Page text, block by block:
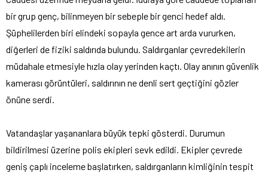
bir grup genç, bilinmeyen bir sebeple bir genci hedef aldı.
Şüphelilerden biri elindeki sopayla gence art arda vururken,
diğerleri de fiziki saldırıda bulundu. Saldırganlar çevredekilerin
müdahale etmesiyle hızla olay yerinden kaçtı. Olay anının güvenlik
kamerası görüntüleri, saldırının ne denli sert geçtiğini gözler
önüne serdi.
Vatandaşlar yaşananlara büyük tepki gösterdi. Durumun
bildirilmesi üzerine polis ekipleri sevk edildi. Ekipler çevrede
geniş çaplı inceleme başlatırken, saldırganların kimliğinin tespit